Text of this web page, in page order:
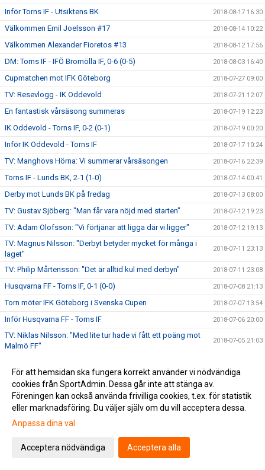
Inför Torns IF - Utsiktens BK 2018-08-17 16:30
Välkommen Emil Joelsson #17 2018-08-14 10:22
Välkommen Alexander Fioretos #13 2018-08-12 17:56
DM: Torns IF - IFÖ Bromölla IF, 0-6 (0-5) 2018-08-03 16:40
Cupmatchen mot IFK Göteborg 2018-07-27 09:00
TV: Resevlogg - IK Oddevold 2018-07-21 12:07
En fantastisk vårsäsong summeras 2018-07-19 12:23
IK Oddevold - Torns IF, 0-2 (0-1) 2018-07-19 00:20
Inför IK Oddevold - Torns IF 2018-07-17 10:24
TV: Manghovs Hörna: Vi summerar vårsäsongen 2018-07-16 22:39
Torns IF - Lunds BK, 2-1 (1-0) 2018-07-14 00:41
Derby mot Lunds BK på fredag 2018-07-13 08:00
TV: Gustav Sjöberg: "Man får vara nöjd med starten" 2018-07-12 19:23
TV: Adam Olofsson: "Vi förtjänar att ligga där vi ligger" 2018-07-12 19:13
TV: Magnus Nilsson: "Derbyt betyder mycket för många i
laget"
2018-07-11 23:13
TV: Philip Mårtensson: "Det är alltid kul med derbyn" 2018-07-11 23:08
Husqvarna FF - Torns IF, 0-1 (0-0) 2018-07-08 21:13
Torn möter IFK Göteborg i Svenska Cupen 2018-07-07 13:54
Inför Husqvarna FF - Torns IF 2018-07-06 20:00
TV: Niklas Nilsson: "Med lite tur hade vi fått ett poäng mot
Malmö FF"
2018-07-05 21:03
underskatta"
Malmö FF - Torns IF, 3-1 (1-0, 0-0, 2-1) 2018-07-03 14:30
Lottning av Svenska Cupen 2018-07-02 14:22
Torns IF – Skövde AIK, 2-1 (1-0)
Eslövs BK - Torns IF, 0-2 e.f. (0-0)
För att hemsidan ska fungera korrekt använder vi nödvändiga
cookies från SportAdmin. Dessa går inte att stänga av.
Föreningen kan också använda frivilliga cookies, t.ex. för statistik
eller marknadsföring. Du väljer själv om du vill acceptera dessa.
Anpassa dina val
Acceptera nödvändiga Acceptera alla